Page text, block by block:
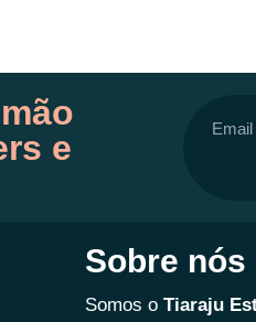
e
Sobre nós
Somos o Tiaraju